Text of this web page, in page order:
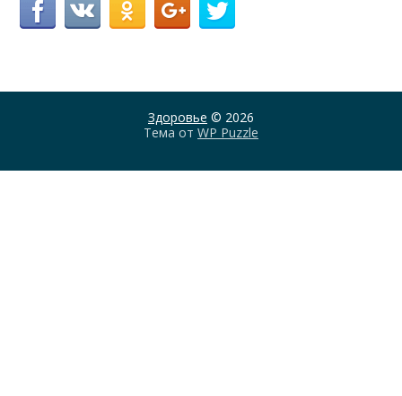
Здоровье © 2026
Тема от WP Puzzle